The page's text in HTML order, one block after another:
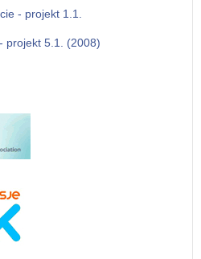
- projekt 1.1.
projekt 5.1. (2008)